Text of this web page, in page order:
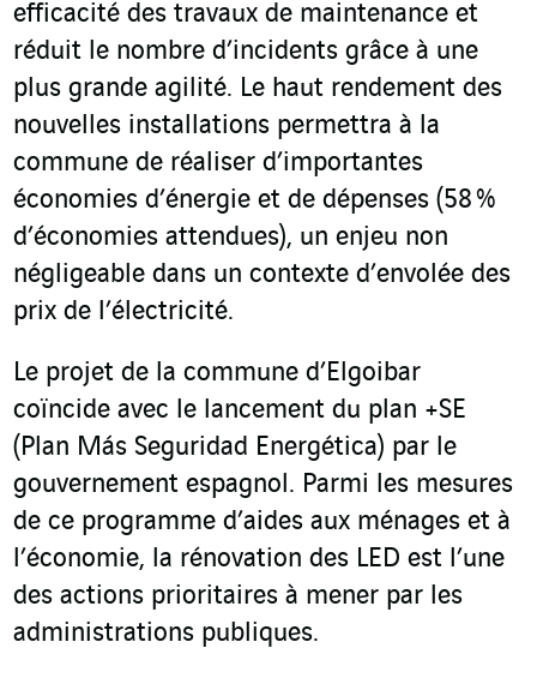
efficacité des travaux de maintenance et
réduit le nombre d’incidents grâce à une
plus grande agilité. Le haut rendement des
nouvelles installations permettra à la
commune de réaliser d’importantes
économies d’énergie et de dépenses (58 %
d’économies attendues), un enjeu non
négligeable dans un contexte d’envolée des
prix de l’électricité.
Le projet de la commune d’Elgoibar
coïncide avec le lancement du plan +SE
(Plan Más Seguridad Energética) par le
gouvernement espagnol. Parmi les mesures
de ce programme d’aides aux ménages et à
l’économie, la rénovation des LED est l’une
des actions prioritaires à mener par les
administrations publiques.